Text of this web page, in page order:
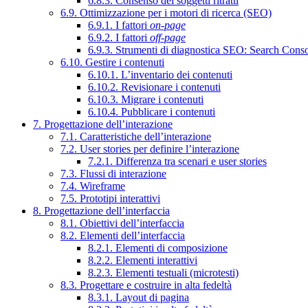
6.9. Ottimizzazione per i motori di ricerca (SEO)
6.9.1. I fattori on-page
6.9.2. I fattori off-page
6.9.3. Strumenti di diagnostica SEO: Search
6.10. Gestire i contenuti
6.10.1. L’inventario dei contenuti
6.10.2. Revisionare i contenuti
6.10.3. Migrare i contenuti
6.10.4. Pubblicare i contenuti
7. Progettazione dell’interazione
7.1. Caratteristiche dell’interazione
7.2. User stories per definire l’interazione
7.2.1. Differenza tra scenari e user stories
7.3. Flussi di interazione
7.4. Wireframe
7.5. Prototipi interattivi
8. Progettazione dell’interfaccia
8.1. Obiettivi dell’interfaccia
8.2. Elementi dell’interfaccia
8.2.1. Elementi di composizione
8.2.2. Elementi interattivi
8.2.3. Elementi testuali (microtesti)
8.3. Progettare e costruire in alta fedeltà
8.3.1. Layout di pagina